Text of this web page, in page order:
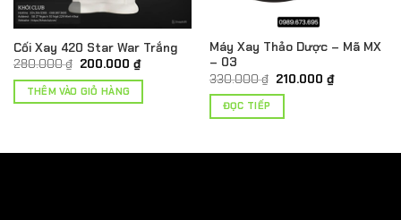
Cối Xay 420 Star War Trắng
280.000₫ Giá
là:
280.000 ₫.
200.000 ₫Giá
hiện
tại
THÊM VÀO GIỎ HÀNG
Máy Xay Thảo Dược – Mã MX
– 03
330.000₫ Giá
210.000 ₫Giá
hiện
ĐỌC TIẾP